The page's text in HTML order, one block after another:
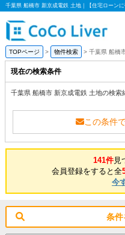
TOPページ 物件検索 千葉県 船橋
現在の検索条件
千葉県 船橋市 新京成電鉄 土地の検索
この条件
141件見
会員登録をすると全
今
条